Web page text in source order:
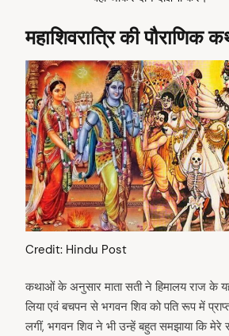
महाशिवरात्रि की पौराणिक
Credit: Hindu Post
कथाओं के अनुसार माता सती ने हिमालय राज के
लिया एवं बचपन से भगवन शिव को पति रूप में
लगीं, भगवन शिव ने भी उन्हें बहुत समझाया कि